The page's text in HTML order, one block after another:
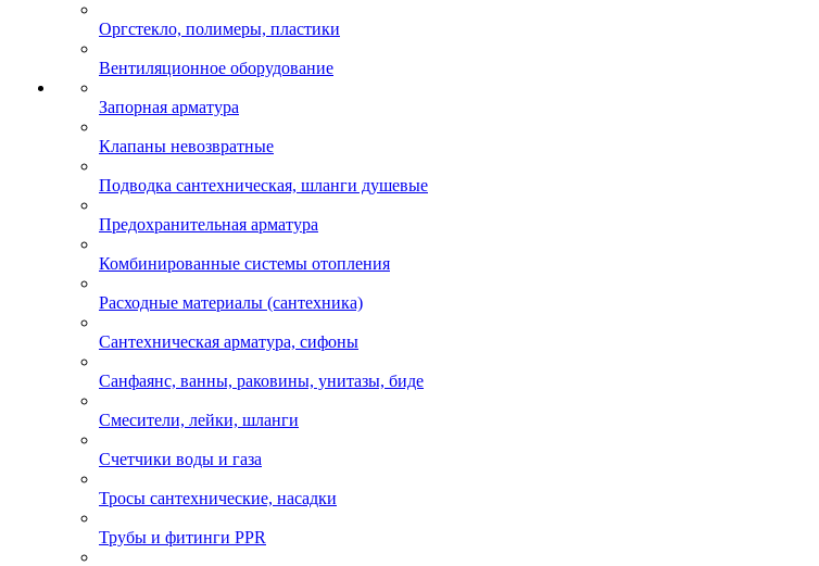
Оргстекло, полимеры, пластики
Вентиляционное оборудование
Запорная арматура
Клапаны невозвратные
Подводка сантехническая, шланги душевые
Предохранительная арматура
Комбинированные системы отопления
Расходные материалы (сантехника)
Сантехническая арматура, сифоны
Санфаянс, ванны, раковины, унитазы, биде
Смесители, лейки, шланги
Счетчики воды и газа
Тросы сантехнические, насадки
Трубы и фитинги PPR